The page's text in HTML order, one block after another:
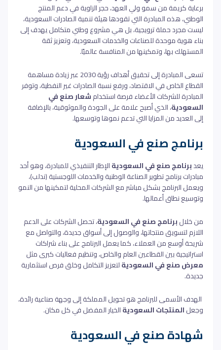
برعاية كريمة من سمو ولي العهد، حجر الزاوية في دعم المنتج
الوطني، هذه المبادرة التي تقودها هيئة تنمية الصادرات السعودية،
ليست مجرد حملة ترويجية، بل هي مشروع وطني متكامل يهدف إلى
بناء هوية موحدة للصناعات والخدمات السعودية، وتعزيز ثقة
المستهلك بها، وتمكينها من المنافسة عالميًا.
تسعى المبادرة إلى تحقيق أهداف رؤية 2030 عبر زيادة مساهمة
القطاع الخاص في الاقتصاد، ورفع نسبة الصادرات غير النفطية، وتوفر
المبادرة للشركات الأعضاء فرصة استخدامشعار صنع في
السعودية، الذي أصبح علامة على الجودة والموثوقية، بالإضافة
إلى العديد من المزايا التي تدعم نموها وتوسعها.
برنامج صنع في السعودية
يعدبرنامج صنع في السعوديةالإطار التنفيذي للمبادرة، وهو أحد
مبادرات برنامج تطوير الصناعة الوطنية والخدمات اللوجستية (ندلب)،
ويعمل البرنامج بشكل مباشر مع الشركات المحلية لتمكينها من النمو
وتوسيع نطاق أعمالها.
من خلالبرنامج صنع في السعودية، تحصل الشركات على الدعم
اللازم لتسويق منتجاتها، والوصول إلى أسواق جديدة، والتواصل مع
شريحة أوسع من العملاء، كما يعمل البرنامج على بناء شراكات
استراتيجية بين القطاعين العام والخاص، وتنظيم فعاليات كبرى مثل
معرض صنع في السعوديةلتعزيز التكامل وخلق فرص استثمارية
جديدة.
الهدف الأسمى للبرنامج هو تحويل المملكة إلى وجهة صناعية رائدة،
وجعلالمنتجات السعوديةالخيار المفضل في كل مكان.
شهادة صنع في السعودية